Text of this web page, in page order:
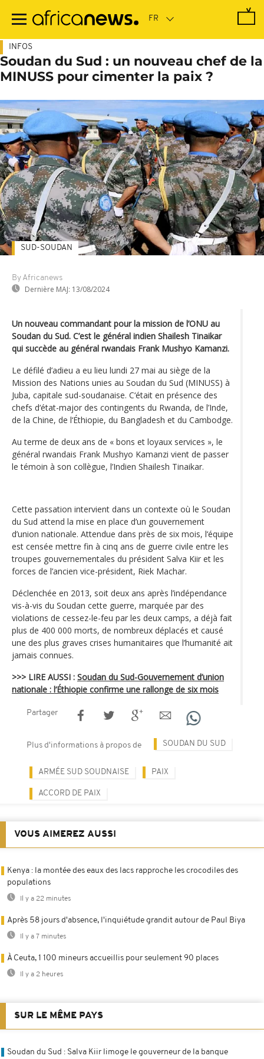
contenu
INFOS
Soudan du Sud : un nouveau chef de la
MINUSS pour cimenter la paix ?
By Africanews
Dernière MAJ: 13/08/2024
SUD-SOUDAN
Un nouveau commandant pour la mission de l’ONU au
Soudan du Sud. C’est le général indien Shailesh Tinaikar
qui succède au général rwandais Frank Mushyo Kamanzi.
Le défilé d’adieu a eu lieu lundi 27 mai au siège de la
Mission des Nations unies au Soudan du Sud (MINUSS) à
Juba, capitale sud-soudanaise. C‘était en présence des
chefs d‘état-major des contingents du Rwanda, de l’Inde,
de la Chine, de l‘Éthiopie, du Bangladesh et du Cambodge.
Au terme de deux ans de « bons et loyaux services », le
général rwandais Frank Mushyo Kamanzi vient de passer
le témoin à son collègue, l’Indien Shailesh Tinaikar.
Cette passation intervient dans un contexte où le Soudan
du Sud attend la mise en place d’un gouvernement
d’union nationale. Attendue dans près de six mois, l‘équipe
est censée mettre fin à cinq ans de guerre civile entre les
troupes gouvernementales du président Salva Kiir et les
forces de l’ancien vice-président, Riek Machar.
Déclenchée en 2013, soit deux ans après l’indépendance
vis-à-vis du Soudan cette guerre, marquée par des
violations de cessez-le-feu par les deux camps, a déjà fait
plus de 400 000 morts, de nombreux déplacés et causé
une des plus graves crises humanitaires que l’humanité ait
jamais connues.
>>> LIRE AUSSI : Soudan du Sud-Gouvernement d’union
nationale : l‘Éthiopie confirme une rallonge de six mois
Partager
Plus d'informations à propos de SOUDAN DU SUD
ARMÉE SUD SOUDNAISE PAIX
ACCORD DE PAIX
VOUS AIMEREZ AUSSI
Kenya : la montée des eaux des lacs rapproche les crocodiles des
populations
Il y a 22 minutes
Après 58 jours d'absence, l'inquiétude grandit autour de Paul Biya
Il y a 7 minutes
À Ceuta, 1 100 mineurs accueillis pour seulement 90 places
Il y a 2 heures
SUR LE MÊME PAYS
Soudan du Sud : Salva Kiir limoge le gouverneur de la banque